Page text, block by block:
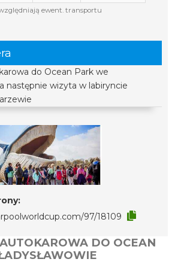
ewent. transportu
do Ocean Park we
następnie wizyta w labiryncie
97/18109
DO OCEAN